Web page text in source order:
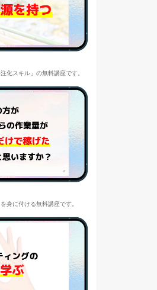
化スキル」の無料講座です。
身に付ける無料講座です。